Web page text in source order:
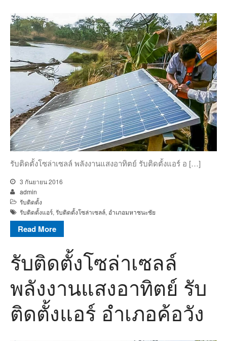
รับติดตั้งโซล่าเซลล์ พลังงานแสงอาทิตย์ รับติดตั้งแอร์ อ […]
3 กันยายน 2016
admin
รับติดตั้ง
รับติดตั้งแอร์, รับติดตั้งโซล่าเซลล์, อำเภอมหาชนะชัย
Read More
รับติดตั้งโซล่าเซลล์
พลังงานแสงอาทิตย์ รับ
ติดตั้งแอร์ อำเภอค้อวัง